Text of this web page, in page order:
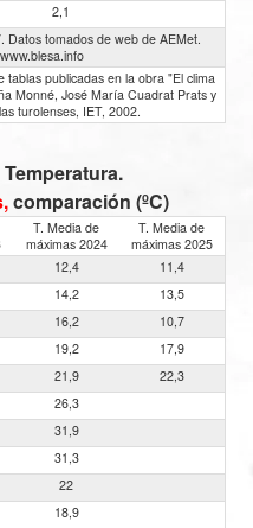
2,1
Datos tomados de web de AEMet.
publicadas en la obra "El clima
Monné, José María Cuadrat Prats y
turolenses, IET, 2002.
comparación (ºC)
T. Media de
máximas 2024
T. Media de
máximas 2025
12,4 11,4
14,2 13,5
16,2 10,7
19,2 17,9
21,9 22,3
26,3
31,9
31,3
22
18,9